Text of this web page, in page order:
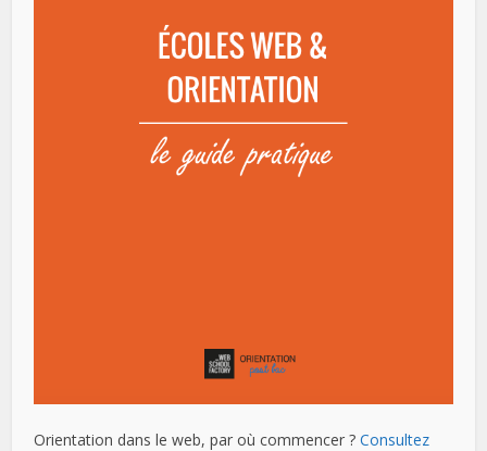
Orientation dans le web, par où commencer ?Consultez